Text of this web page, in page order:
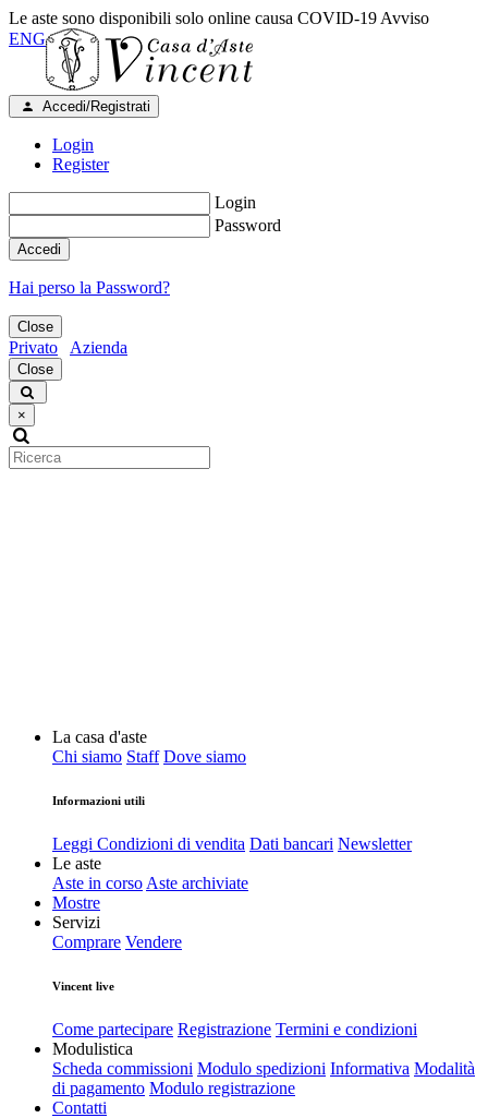
Le aste sono disponibili solo online causa COVID-19 Avviso
ENG
Accedi/Registrati
Login
Register
Login
Password
Accedi
Hai perso la Password?
Close
Privato Azienda
Close
×
La casa d'aste
Chi siamo Staff Dove siamo
Informazioni utili
Leggi Condizioni di vendita Dati bancari Newsletter
Le aste
Aste in corso Aste archiviate
Mostre
Servizi
Comprare Vendere
Vincent live
Come partecipare Registrazione Termini e condizioni
Modulistica
Scheda commissioni Modulo spedizioni Informativa Modalità
di pagamento Modulo registrazione
Contatti